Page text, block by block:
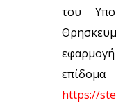
του
επίδομα
https://